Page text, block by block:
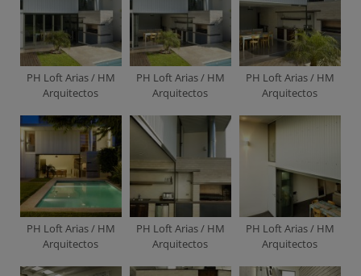
PH Loft Arias / HM
Arquitectos
PH Loft Arias / HM
Arquitectos
PH Loft Arias / HM
Arquitectos
PH Loft Arias / HM
Arquitectos
PH Loft Arias / HM
Arquitectos
PH Loft Arias / HM
Arquitectos